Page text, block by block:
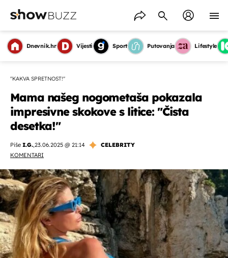
Dnevnik.hr Vijesti Sport Putovanja Lifestyle
"KAKVA SPRETNOST!"
Mama našeg nogometaša pokazala
impresivne skokove s litice: "Čista
desetka!"
Piše I.G.,23.06.2025 @ 21:14
CELEBRITY
KOMENTARI
OMOGUĆI OBAVIJESTI